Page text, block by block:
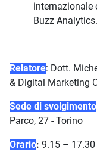
internazionale
Buzz Analytics.
Relatore: Dott.
& Digital Marketing
Sede di svolgimento
Parco, 27 - Torino
Orario: 9.15 – 17.30